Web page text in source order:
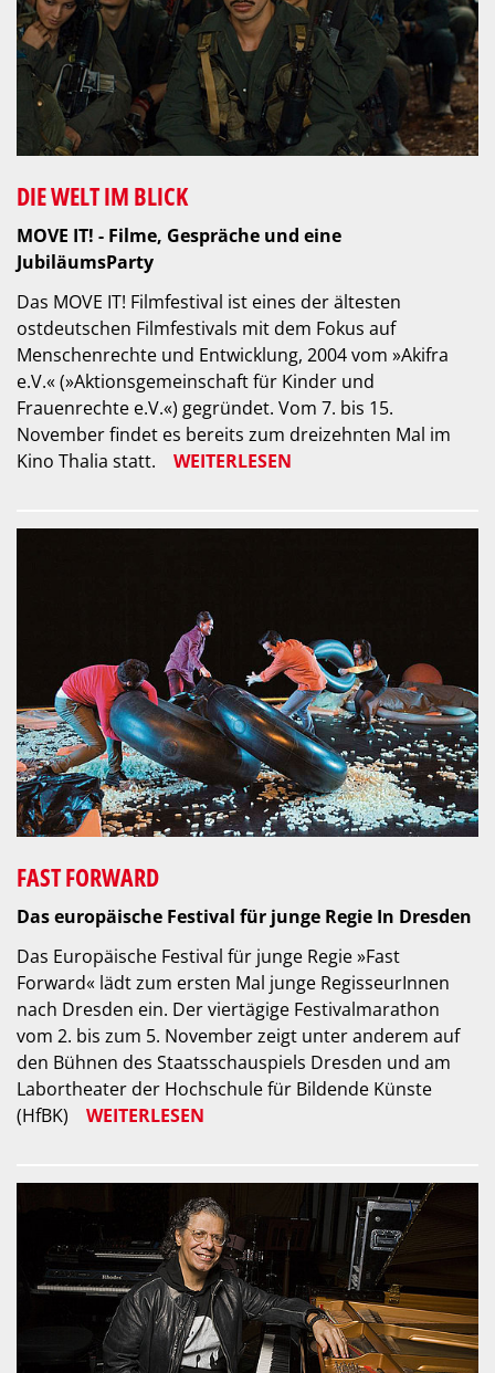
DIE WELT IM BLICK
MOVE IT! - Filme, Gespräche und eine
JubiläumsParty
Das MOVE IT! Filmfestival ist eines der ältesten
ostdeutschen Filmfestivals mit dem Fokus auf
Menschenrechte und Entwicklung, 2004 vom »Akifra
e.V.« (»Aktionsgemeinschaft für Kinder und
Frauenrechte e.V.«) gegründet. Vom 7. bis 15.
November findet es bereits zum dreizehnten Mal im
Kino Thalia statt.
WEITERLESEN
FAST FORWARD
Das europäische Festival für junge Regie In Dresden
Das Europäische Festival für junge Regie »Fast
Forward« lädt zum ersten Mal junge RegisseurInnen
nach Dresden ein. Der viertägige Festivalmarathon
vom 2. bis zum 5. November zeigt unter anderem auf
den Bühnen des Staatsschauspiels Dresden und am
Labortheater der Hochschule für Bildende Künste
(HfBK)
WEITERLESEN